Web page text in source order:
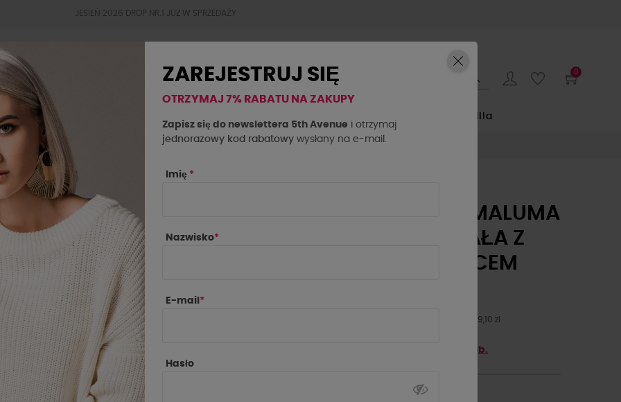
JESIEŃ 2026 DROP NR.1 JUZ W SPRZEDAŻY
BESTSELLERY La Milla
0
la..! biała z różowym sercem
BRANSOLETKA MALUMA
BY O LA LA..! BIAŁA Z
RÓŻOWYM SERCEM
Najniższa cena z 30 dni przed obniżką: 89,10 zł
5th Club.
ZAREJESTRUJ SIĘ
OTRZYMAJ 7% RABATU NA ZAKUPY
Zapisz się do newslettera 5th Avenue i otrzymaj
jednorazowy kod rabatowy wysłany na e-mail.
Imię *
Nazwisko*
E-mail *
Hasło